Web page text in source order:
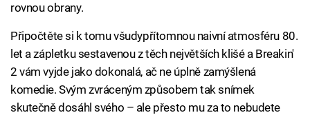
rovnou obrany.
Připočtěte si k tomu všudypřítomnou naivní atmosféru 80.
let a zápletku sestavenou z těch největších klišé a Breakin'
2 vám vyjde jako dokonalá, ač ne úplně zamýšlená
komedie. Svým zvráceným způsobem tak snímek
skutečně dosáhl svého – ale přesto mu za to nebudete